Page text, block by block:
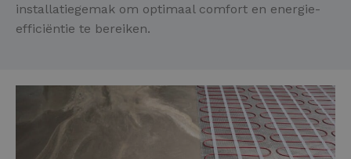
installatiegemak om optimaal comfort en energie-
efficiëntie te bereiken.